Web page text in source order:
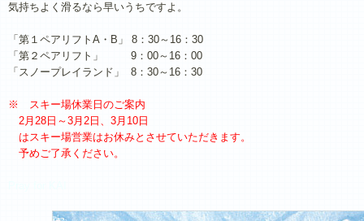
気持ちよく滑るなら早いうちですよ。
「第１ペアリフトA・B」 8：30～16：30
「第２ペアリフト」 9：00～16：00
「スノープレイランド」 8：30～16：30
※ スキー場休業日のご案内
2月28日～3月2日、3月10日
はスキー場営業はお休みとさせていただきます。
予めご了承ください。